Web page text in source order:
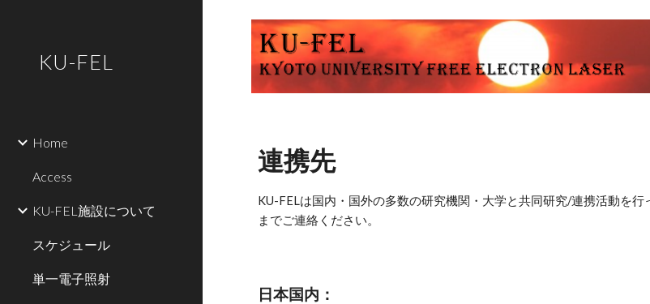
Skip to main content
KU-FEL
Home
Access
KU-FEL施設について
スケジュール
単一電子照射
連携先
KU-FELは国内・国外の多数の研究機関・大学と共同研究/連携活動を
までご連絡ください。
日本国内：